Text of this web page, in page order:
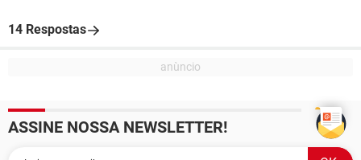
14 Respostas
ASSINE NOSSA NEWSLETTER!